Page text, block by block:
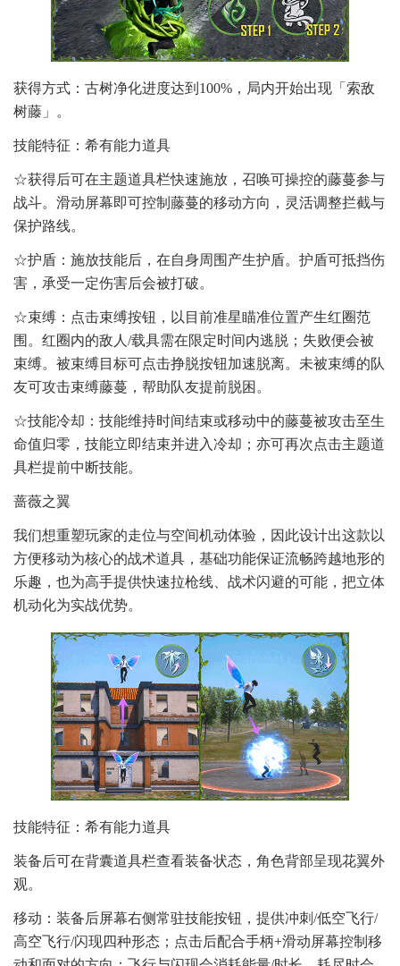
获得方式：古树净化进度达到100%，局内开始出现「索敌
树藤」。
技能特征：希有能力道具
☆获得后可在主题道具栏快速施放，召唤可操控的藤蔓参与
战斗。滑动屏幕即可控制藤蔓的移动方向，灵活调整拦截与
保护路线。
☆护盾：施放技能后，在自身周围产生护盾。护盾可抵挡伤
害，承受一定伤害后会被打破。
☆束缚：点击束缚按钮，以目前准星瞄准位置产生红圈范
围。红圈内的敌人/载具需在限定时间内逃脱；失败便会被
束缚。被束缚目标可点击挣脱按钮加速脱离。未被束缚的队
友可攻击束缚藤蔓，帮助队友提前脱困。
☆技能冷却：技能维持时间结束或移动中的藤蔓被攻击至生
命值归零，技能立即结束并进入冷却；亦可再次点击主题道
具栏提前中断技能。
蔷薇之翼
我们想重塑玩家的走位与空间机动体验，因此设计出这款以
方便移动为核心的战术道具，基础功能保证流畅跨越地形的
乐趣，也为高手提供快速拉枪线、战术闪避的可能，把立体
机动化为实战优势。
技能特征：希有能力道具
装备后可在背囊道具栏查看装备状态，角色背部呈现花翼外
观。
移动：装备后屏幕右侧常驻技能按钮，提供冲刺/低空飞行/
高空飞行/闪现四种形态；点击后配合手柄+滑动屏幕控制移